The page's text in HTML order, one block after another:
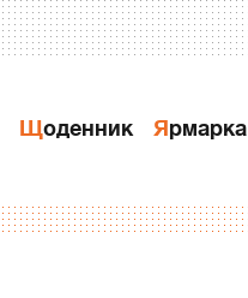
Щоденник Ярмарка